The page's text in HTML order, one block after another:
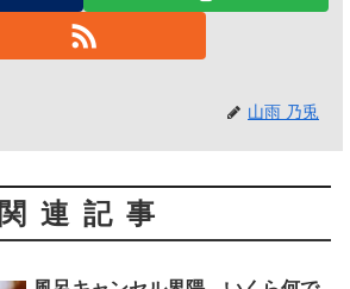
山雨 乃兎
関連記事